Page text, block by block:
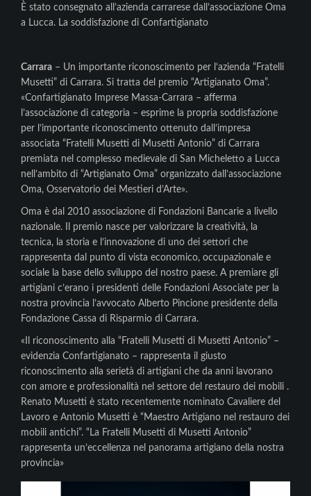
È stato consegnato all’azienda carrarese dall’associazione Oma
a Lucca. La soddisfazione di Confartigianato
Carrara – Un importante riconoscimento per l’azienda “Fratelli
Musetti” di Carrara. Si tratta del premio “Artigianato Oma”.
«Confartigianato Imprese Massa-Carrara – afferma
l’associazione di categoria – esprime la propria soddisfazione
per l’importante riconoscimento ottenuto dall’impresa
associata “Fratelli Musetti di Musetti Antonio” di Carrara
premiata nel complesso medievale di San Micheletto a Lucca
nell’ambito di “Artigianato Oma” organizzato dall’associazione
Oma, Osservatorio dei Mestieri d’Arte».
Oma è dal 2010 associazione di Fondazioni Bancarie a livello
nazionale. Il premio nasce per valorizzare la creatività, la
tecnica, la storia e l’innovazione di uno dei settori che
rappresenta dal punto di vista economico, occupazionale e
sociale la base dello sviluppo del nostro paese. A premiare gli
artigiani c’erano i presidenti delle Fondazioni Associate per la
nostra provincia l’avvocato Alberto Pincione presidente della
Fondazione Cassa di Risparmio di Carrara.
«Il riconoscimento alla “Fratelli Musetti di Musetti Antonio” –
evidenzia Confartigianato – rappresenta il giusto
riconoscimento alla serietà di artigiani che da anni lavorano
con amore e professionalità nel settore del restauro dei mobili .
Renato Musetti è stato recentemente nominato Cavaliere del
Lavoro e Antonio Musetti è “Maestro Artigiano nel restauro dei
mobili antichi”. “La Fratelli Musetti di Musetti Antonio”
rappresenta un’eccellenza nel panorama artigiano della nostra
provincia»